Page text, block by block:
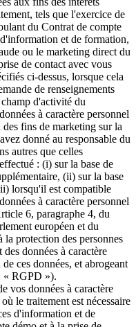
tels que l'exercice de
du Contrat de compte
et de formation,
ou le marketing direct du
de contact avec vous
ci-dessus, lorsque cela
de renseignements
d'activité du
à caractère personnel
des fins de marketing sur la
donné au responsable du
autres que celles
: (i) sur la base de
(ii) sur la base
lorsqu'il est compatible
à caractère personnel
6, paragraphe 4, du
européen et du
protection des personnes
données à caractère
ces données, et abrogeant
« RGPD »).
vos données à caractère
le traitement est nécessaire
d'information et de